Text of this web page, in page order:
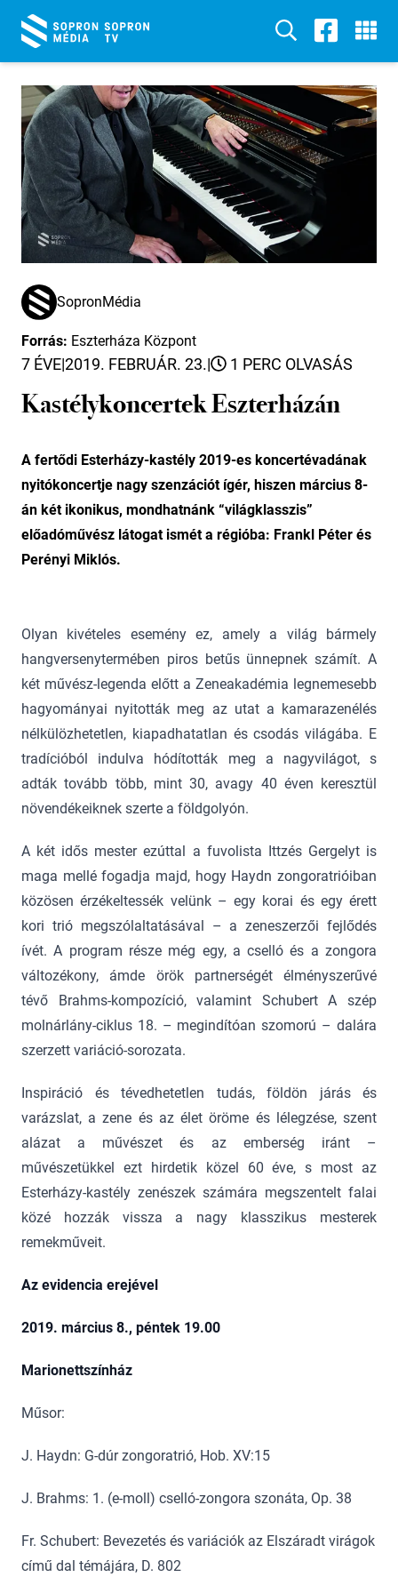
SopronMédia
Forrás: Eszterháza Központ
7 ÉVE|2019. FEBRUÁR. 23.| 1 PERC OLVASÁS
Kastélykoncertek Eszterházán
A fertődi Esterházy-kastély 2019-es koncertévadának
nyitókoncertje nagy szenzációt ígér, hiszen március 8-
án két ikonikus, mondhatnánk “világklasszis”
előadóművész látogat ismét a régióba: Frankl Péter és
Perényi Miklós.
Olyan kivételes esemény ez, amely a világ bármely
hangversenytermében piros betűs ünnepnek számít. A
két művész-legenda előtt a Zeneakadémia legnemesebb
hagyományai nyitották meg az utat a kamarazenélés
nélkülözhetetlen, kiapadhatatlan és csodás világába. E
tradícióból indulva hódították meg a nagyvilágot, s
adták tovább több, mint 30, avagy 40 éven keresztül
növendékeiknek szerte a földgolyón.
A két idős mester ezúttal a fuvolista Ittzés Gergelyt is
maga mellé fogadja majd, hogy Haydn zongoratrióiban
közösen érzékeltessék velünk – egy korai és egy érett
kori trió megszólaltatásával – a zeneszerzői fejlődés
ívét. A program része még egy, a cselló és a zongora
változékony, ámde örök partnerségét élményszerűvé
tévő Brahms-kompozíció, valamint Schubert A szép
molnárlány-ciklus 18. – megindítóan szomorú – dalára
szerzett variáció-sorozata.
Inspiráció és tévedhetetlen tudás, földön járás és
varázslat, a zene és az élet öröme és lélegzése, szent
alázat a művészet és az emberség iránt –
művészetükkel ezt hirdetik közel 60 éve, s most az
Esterházy-kastély zenészek számára megszentelt falai
közé hozzák vissza a nagy klasszikus mesterek
remekműveit.
Az evidencia erejével
2019. március 8., péntek 19.00
Marionettszínház
Műsor:
J. Haydn: G-dúr zongoratrió, Hob. XV:15
J. Brahms: 1. (e-moll) cselló-zongora szonáta, Op. 38
Fr. Schubert: Bevezetés és variációk az Elszáradt virágok
című dal témájára, D. 802